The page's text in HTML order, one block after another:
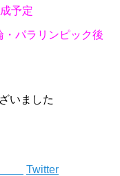
予定
・パラリンピック後
いました
Twitter